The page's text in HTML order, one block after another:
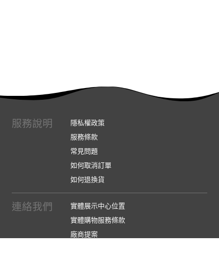
服務說明
隱私權政策
服務條款
常見問題
如何取消訂單
如何退換貨
連絡我們
實體展示中心位置
實體購物服務條款
廠商提案